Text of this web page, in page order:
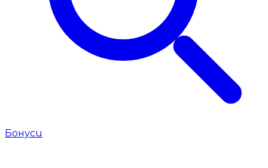
Бонуси